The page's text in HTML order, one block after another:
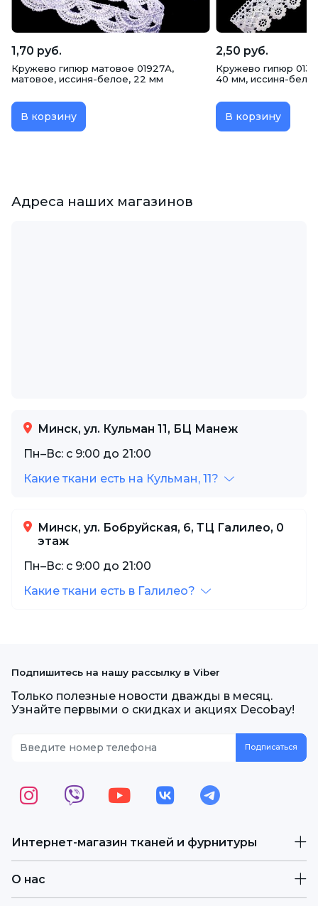
1,70 руб.
Кружево гипюр матовое 01927А,
матовое, иссиня-белое, 22 мм
В корзину
2,50 руб.
Кружево гипюр
40 мм, иссиня-
В корзину
Адреса наших магазинов
Минск, ул. Кульман 11, БЦ Манеж
Пн–Вс: с 9:00 до 21:00
Какие ткани есть на Кульман, 11?
Минск, ул. Бобруйская, 6, ТЦ Галилео, 0
этаж
Пн–Вс: с 9:00 до 21:00
Какие ткани есть в Галилео?
Интернет-магазин тканей и фурнитуры
О нас
Подпишитесь на нашу рассылку в Viber
Только полезные новости дважды в месяц.
Узнайте первыми о скидках и акциях Decobay!